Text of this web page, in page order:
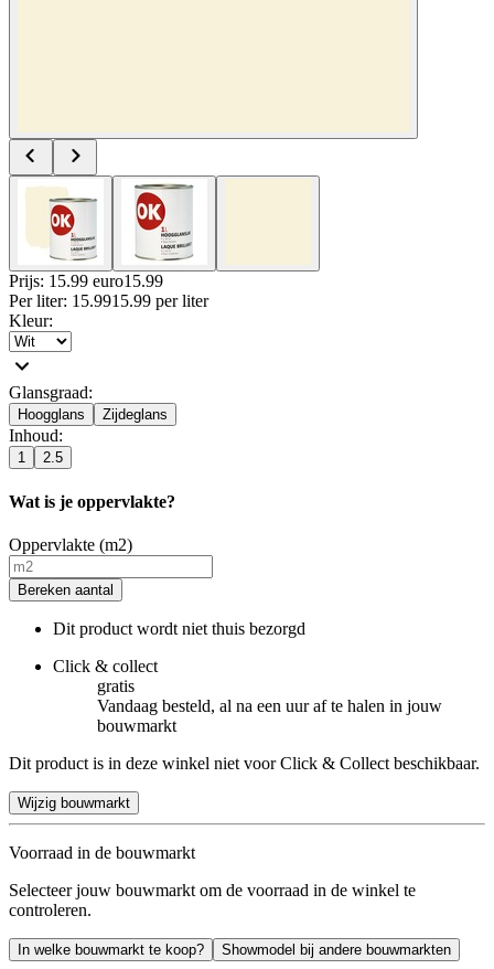
Prijs: 15.99 euro15.99
Per liter: 15.9915.99 per liter
Kleur:
Glansgraad:
Hoogglans Zijdeglans
Inhoud:
1 2.5
Wat is je oppervlakte?
Oppervlakte (m2)
Bereken aantal
Dit product wordt niet thuis bezorgd
Click & collect
gratis
Vandaag besteld, al na een uur af te halen in jouw
bouwmarkt
Dit product is in deze winkel niet voor Click & Collect beschikbaar.
Wijzig bouwmarkt
Voorraad in de bouwmarkt
Selecteer jouw bouwmarkt om de voorraad in de winkel te
controleren.
In welke bouwmarkt te koop? Showmodel bij andere bouwmarkten